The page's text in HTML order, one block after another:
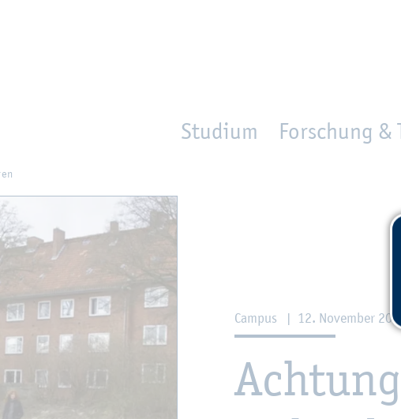
Studium Forschung &
Cam­pus | 12. No­vem­ber